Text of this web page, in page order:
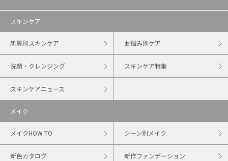
スキンケア
肌質別スキンケア お悩み別ケア
洗顔・クレンジング スキンケア特集
スキンケアニュース
メイク
メイクHOW TO シーン別メイク
新色カタログ 新作ファンデーション